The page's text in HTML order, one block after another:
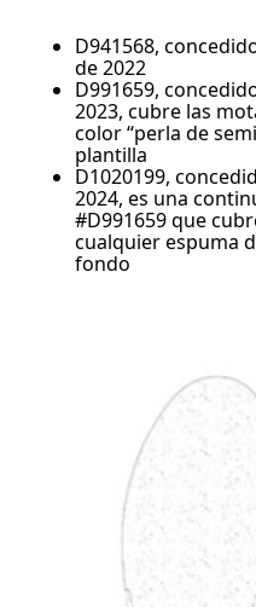
D941568,
de 2022
D991659,
2023, cubre las
color “perla de
plantilla
D1020199,
2024, es una
#D991659 que
cualquier espuma
fondo